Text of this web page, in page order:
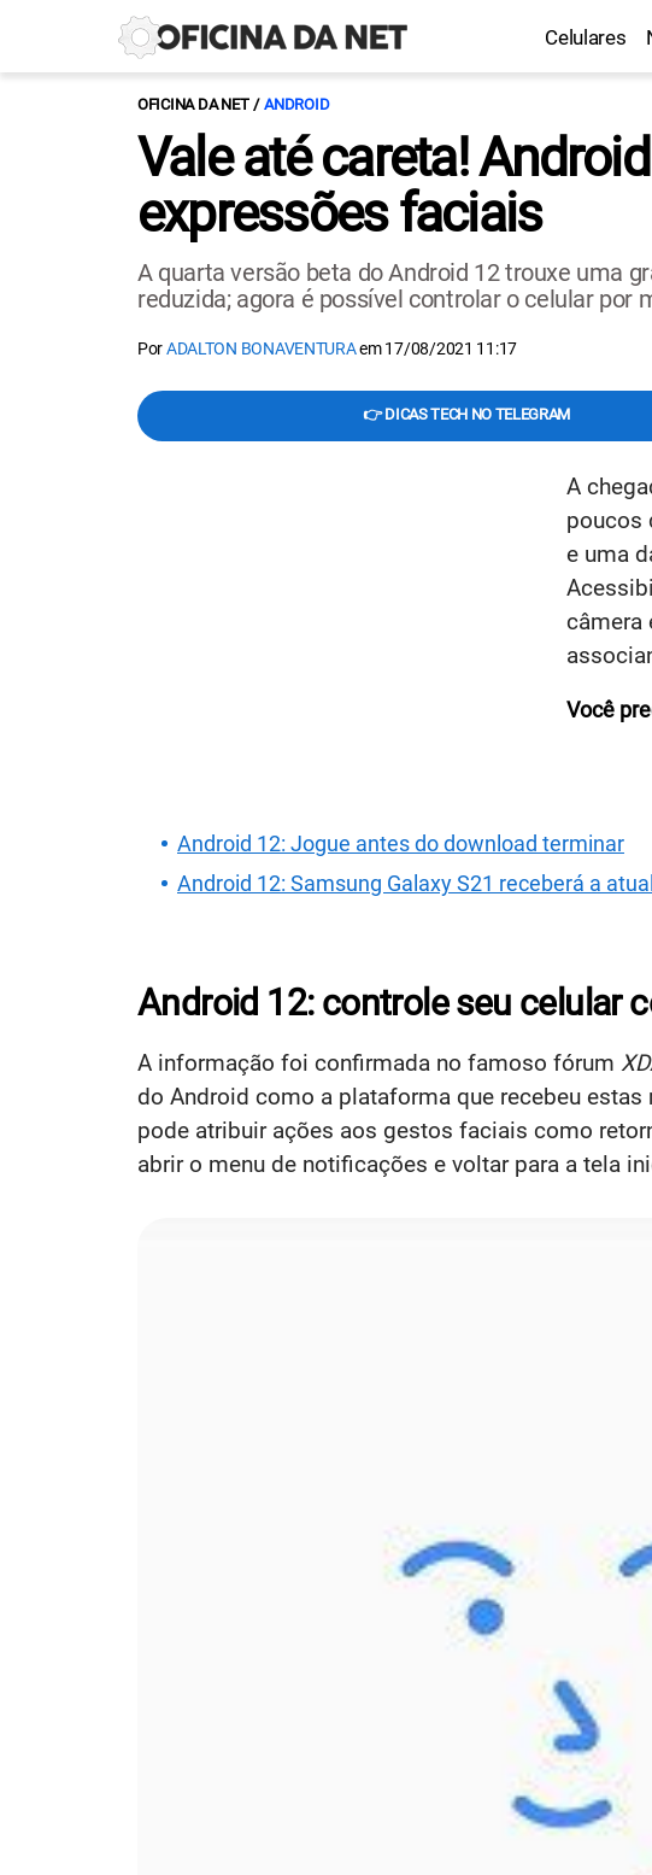
Celulares
OFICINA DA NET ANDROID
Vale até careta!
expressões faciais
A quarta versão beta do Android 12 trouxe uma
reduzida; agora é possível controlar o celular por
PorADALTON BONAVENTURAem17/08/2021 11:17
👉 DICAS TECH NO TELEGRAM
A
poucos
e uma
câmera
Você
Android 12: Jogue antes do download terminar
Android 12: Samsung Galaxy S21 receberá a
Android 12: controle seu celular
A informação foi confirmada no famoso fórum
do Android como a plataforma que recebeu
pode atribuir ações aos gestos faciais como
abrir o menu de notificações e voltar para a tela